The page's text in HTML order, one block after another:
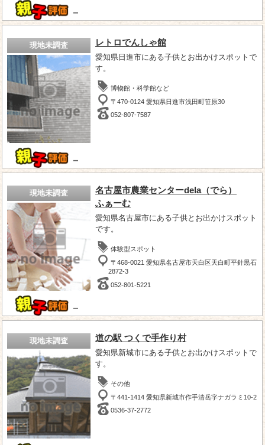
－
現地未調査
－
レトロでんしゃ館
愛知県日進市にある子供とお出かけスポットで
す。
博物館・科学館など
〒470-0124 愛知県日進市浅田町笹原30
052-807-7587
現地未調査
－
名古屋市農業センターdela（でら）
ふぁーむ
愛知県名古屋市にある子供とお出かけスポット
です。
体験型スポット
〒468-0021 愛知県名古屋市天白区天白町平針黒石
2872-3
052-801-5221
現地未調査 道の駅 つくで手作り村
愛知県新城市にある子供とお出かけスポットで
す。
その他
〒441-1414 愛知県新城市作手清岳字ナガラミ10-2
0536-37-2772